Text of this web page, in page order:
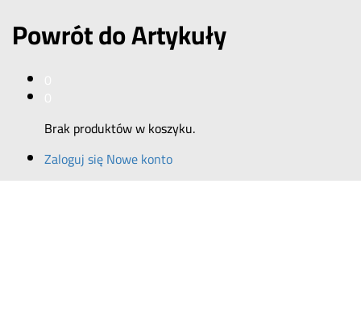
Powrót doArtykuły
Brak produktów w koszyku.
Zaloguj sięNowe konto